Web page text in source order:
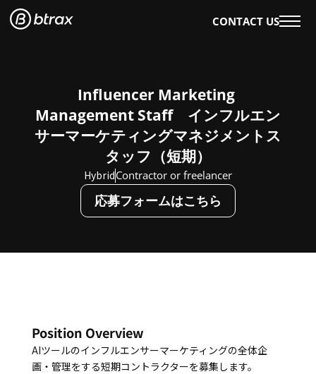
CONTACT US
OUR WORK
OUR SERVICES
EVENTS & WORKSHOPS
AI×DESIGN
E-BOOKS
Influencer Marketing
Management Staff　インフルエン
サーマーケティングマネジメントス
タッフ（短期）
HybridContractor or freelancer
応募フォームはこちら
Position Overview
AIツールのインフルエンサーマーケティングの全体企
画・管理をする短期コントラクターを募集します。